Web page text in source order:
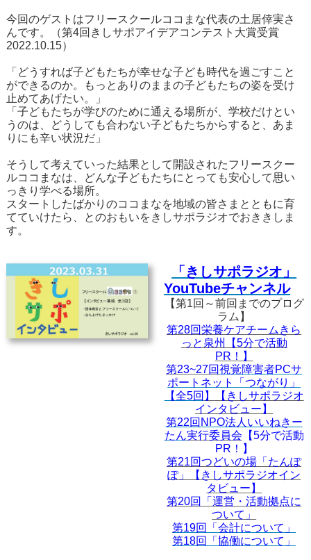
今回のゲストはフリースクールココまな代表の土居倖実さ
んです。（第4回きしサポアイデアコンテスト大賞受賞
2022.10.15）
「どうすれば子どもたちが幸せな子ども時代を過ごすこと
ができるのか。もっとありのままの子どもたちの姿を受け
止めてあげたい。」
「子どもたちが学びのために通える場所が、学校だけとい
うのは、どうしても合わない子どもたちからすると、あま
りにも辛い状況だ」
そうして考えていった結果として開設されたフリースクー
ルココまなは、どんな子どもたちにとっても安心して思い
っきり学べる場所。
スタートしたばかりのココまなを地域の皆さまとともに育
てていけたら、とのおもいをきしサポラジオでおききしま
す。
「きしサポラジオ」
YouTubeチャンネル
【第1回～前回までのプログ
ラム】
第28回栄養ケアチームきら
っと泉州【5分で活動
PR！】
第23~27回視覚障害者PCサ
ポートネット「つながり」
【全5回 】
【きしサポラジオ
インタビュー】
第22回NPO法人いいねきー
たん実行委員会 【5分で活動
PR！】
第21回つどいの場「たんぽ
ぽ」
【きしサポラジオイン
タビュー】
第20回「運営・活動拠点に
ついて」
第19回「会計について」
第18回「協働について」